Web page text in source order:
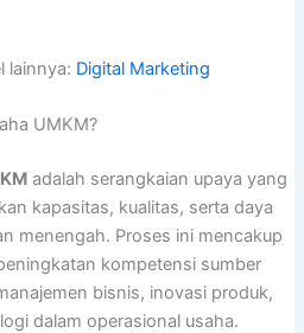
lainnya: Digital Marketing
UMKM?
adalah serangkaian upaya yang
kapasitas, kualitas, serta daya
menengah. Proses ini mencakup
kompetensi sumber
bisnis, inovasi produk,
dalam operasional usaha.